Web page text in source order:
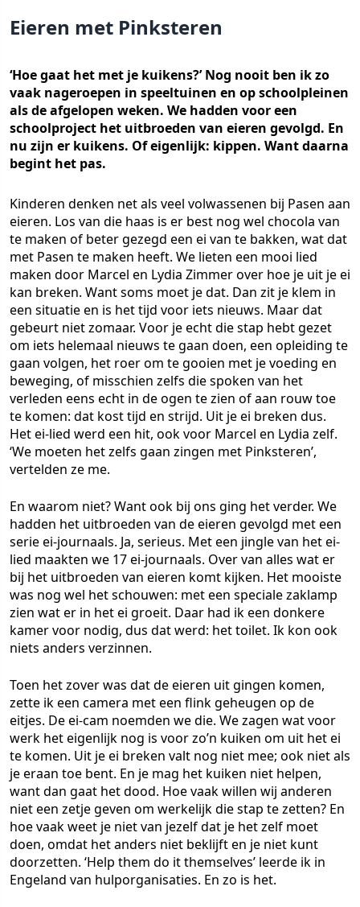
Eieren met Pinksteren
‘Hoe gaat het met je kuikens?’ Nog nooit ben ik zo
vaak nageroepen in speeltuinen en op schoolpleinen
als de afgelopen weken. We hadden voor een
schoolproject het uitbroeden van eieren gevolgd. En
nu zijn er kuikens. Of eigenlijk: kippen. Want daarna
begint het pas.
Kinderen denken net als veel volwassenen bij Pasen aan
eieren. Los van die haas is er best nog wel chocola van
te maken of beter gezegd een ei van te bakken, wat dat
met Pasen te maken heeft. We lieten een mooi lied
maken door Marcel en Lydia Zimmer over hoe je uit je ei
kan breken. Want soms moet je dat. Dan zit je klem in
een situatie en is het tijd voor iets nieuws. Maar dat
gebeurt niet zomaar. Voor je echt die stap hebt gezet
om iets helemaal nieuws te gaan doen, een opleiding te
gaan volgen, het roer om te gooien met je voeding en
beweging, of misschien zelfs die spoken van het
verleden eens echt in de ogen te zien of aan rouw toe
te komen: dat kost tijd en strijd. Uit je ei breken dus.
Het ei-lied werd een hit, ook voor Marcel en Lydia zelf.
‘We moeten het zelfs gaan zingen met Pinksteren’,
vertelden ze me.
En waarom niet? Want ook bij ons ging het verder. We
hadden het uitbroeden van de eieren gevolgd met een
serie ei-journaals. Ja, serieus. Met een jingle van het ei-
lied maakten we 17 ei-journaals. Over van alles wat er
bij het uitbroeden van eieren komt kijken. Het mooiste
was nog wel het schouwen: met een speciale zaklamp
zien wat er in het ei groeit. Daar had ik een donkere
kamer voor nodig, dus dat werd: het toilet. Ik kon ook
niets anders verzinnen.
Toen het zover was dat de eieren uit gingen komen,
zette ik een camera met een flink geheugen op de
eitjes. De ei-cam noemden we die. We zagen wat voor
werk het eigenlijk nog is voor zo’n kuiken om uit het ei
te komen. Uit je ei breken valt nog niet mee; ook niet als
je eraan toe bent. En je mag het kuiken niet helpen,
want dan gaat het dood. Hoe vaak willen wij anderen
niet een zetje geven om werkelijk die stap te zetten? En
hoe vaak weet je niet van jezelf dat je het zelf moet
doen, omdat het anders niet beklijft en je niet kunt
doorzetten. ‘Help them do it themselves’ leerde ik in
Engeland van hulporganisaties. En zo is het.